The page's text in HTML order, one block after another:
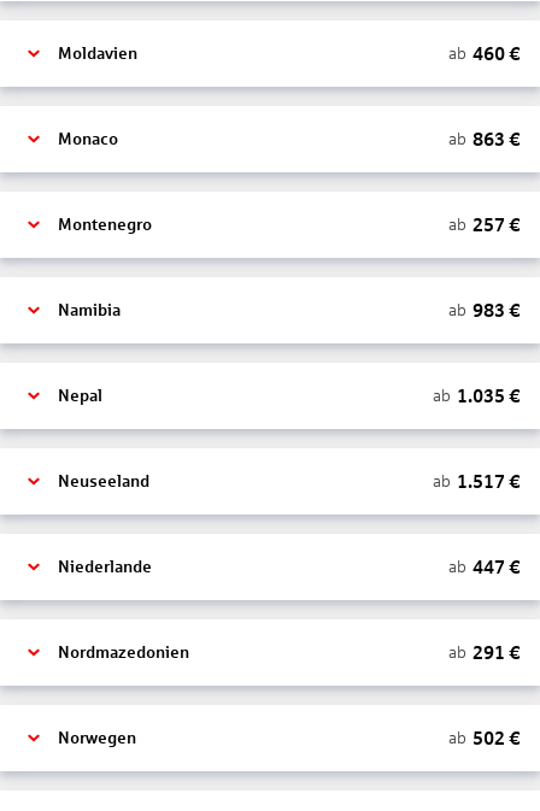
Moldavien ab 460€
Monaco ab 863 €
Montenegro ab 257 €
Namibia ab 983 €
Nepal ab 1.035 €
Neuseeland ab 1.517 €
Niederlande ab 447 €
Nordmazedonien ab 291 €
Norwegen ab 502 €